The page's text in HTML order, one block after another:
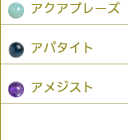
アクアプレーズ
アパタイト
アメジスト